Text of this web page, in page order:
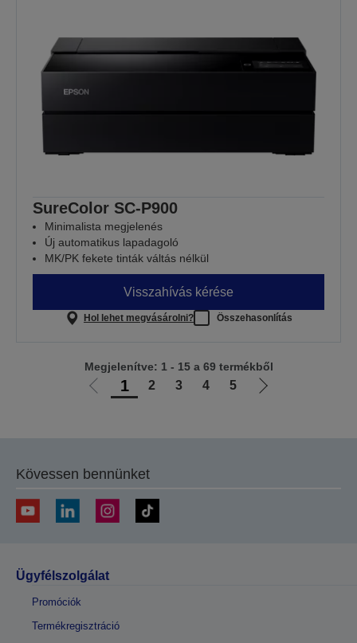
SureColor SC-P900
Minimalista megjelenés
Új automatikus lapadagoló
MK/PK fekete tinták váltás nélkül
Visszahívás kérése
Hol lehet megvásárolni? Összehasonlítás
Előző
1 2 3 4 5
Következő
Megjelenítve: 1 - 15 a 69 termékből
Kövessen bennünket
Ügyfélszolgálat
Promóciók
Termékregisztráció